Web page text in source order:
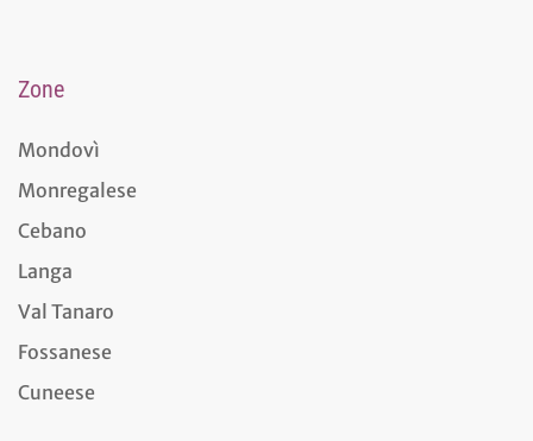
Zone
Mondovì
Monregalese
Cebano
Langa
Val Tanaro
Fossanese
Cuneese